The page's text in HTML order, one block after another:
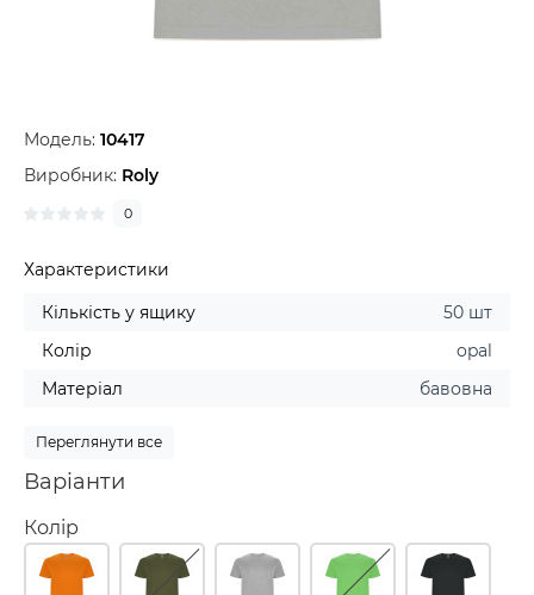
Модель: 10417
Виробник: Roly
0
Характеристики
Кількість у ящику
50 шт
Колір
opal
Матеріал
бавовна
Переглянути все
Варіанти
Колір